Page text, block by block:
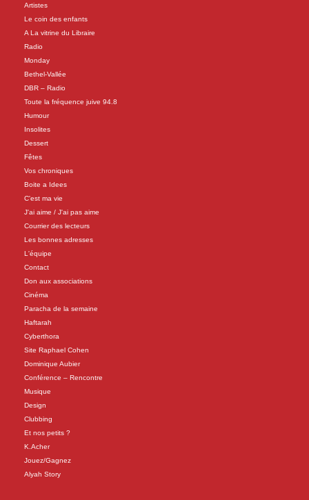
Artistes
Le coin des enfants
A La vitrine du Libraire
Radio
Monday
Bethel-Vallée
DBR – Radio
Toute la fréquence juive 94.8
Humour
Insolites
Dessert
Fêtes
Vos chroniques
Boite a Idees
C'est ma vie
J'ai aime / J'ai pas aime
Courrier des lecteurs
Les bonnes adresses
L'équipe
Contact
Don aux associations
Cinéma
Paracha de la semaine
Haftarah
Cyberthora
Site Raphael Cohen
Dominique Aubier
Conférence – Rencontre
Musique
Design
Clubbing
Et nos petits ?
K.Acher
Jouez/Gagnez
Alyah Story